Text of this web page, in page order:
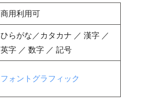
商用利用可
ひらがな／カタカナ ／ 漢字 ／
英字 ／ 数字 ／ 記号
フォントグラフィック